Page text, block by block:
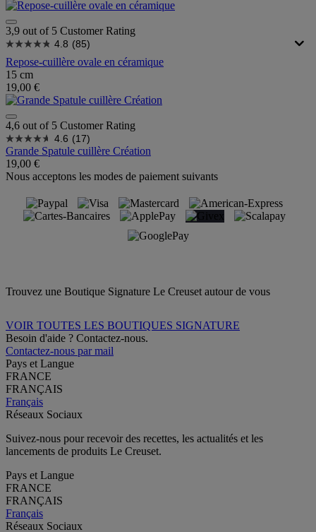
3,9 out of 5 Customer Rating
4.8 (85)
Repose-cuillère ovale en céramique
15 cm
19,00 €
4,6 out of 5 Customer Rating
4.6 (17)
Grande Spatule cuillère Création
19,00 €
Nous acceptons les modes de paiement suivants
Trouvez une Boutique Signature Le Creuset autour de vous
VOIR TOUTES LES BOUTIQUES SIGNATURE
Besoin d'aide ? Contactez-nous.
Contactez-nous par mail
Pays et Langue
FRANCE
FRANÇAIS
Français
Réseaux Sociaux
Suivez-nous pour recevoir des recettes, les actualités et les
lancements de produits Le Creuset.
Pays et Langue
FRANCE
FRANÇAIS
Français
Réseaux Sociaux